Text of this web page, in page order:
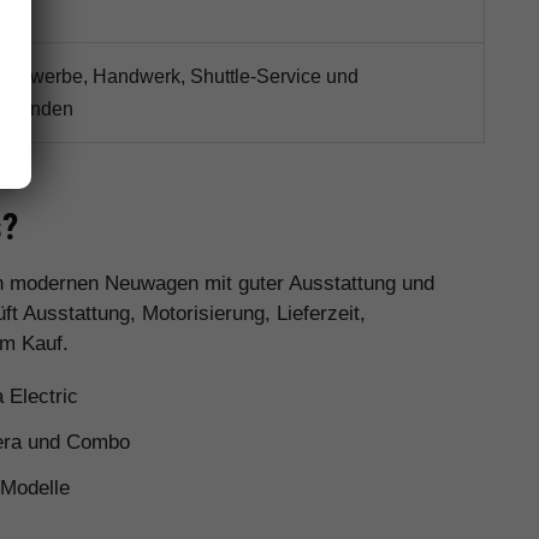
Gewerbe, Handwerk, Shuttle-Service und
Neuwagen mit guter Ausstattung und
Ausstattung, Motorisierung, Lieferzeit,
Kauf.
Electric
und Combo